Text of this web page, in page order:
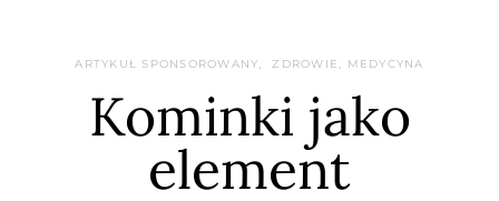
ARTYKUŁ SPONSOROWANY ZDROWIE, MEDYCYNA
Kominki jako
element